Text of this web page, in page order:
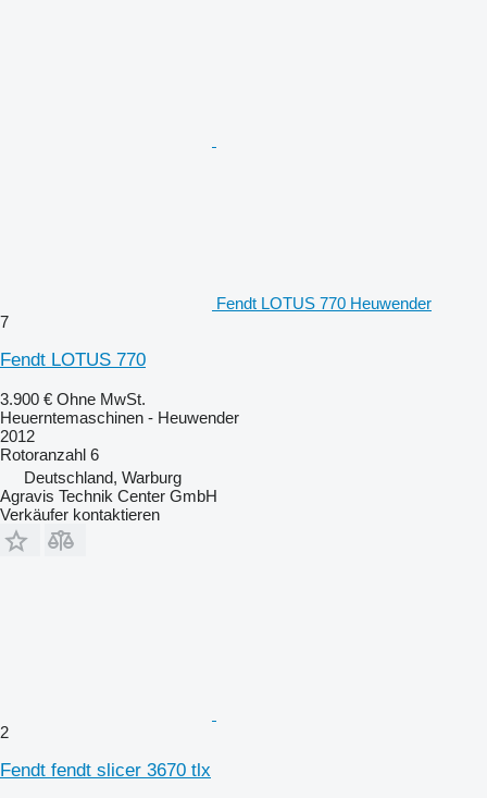
Fendt LOTUS 770 Heuwender
7
Fendt LOTUS 770
3.900 € Ohne MwSt.
Heuerntemaschinen - Heuwender
2012
Rotoranzahl 6
Deutschland, Warburg
Agravis Technik Center GmbH
Verkäufer kontaktieren
2
Fendt fendt slicer 3670 tlx